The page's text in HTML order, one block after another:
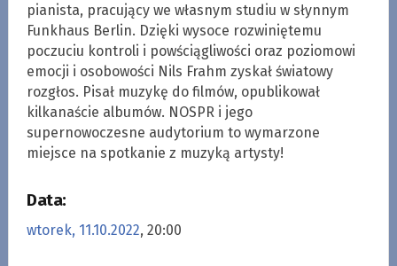
pianista, pracujący we własnym studiu w słynnym
Funkhaus Berlin. Dzięki wysoce rozwiniętemu
poczuciu kontroli i powściągliwości oraz poziomowi
emocji i osobowości Nils Frahm zyskał światowy
rozgłos. Pisał muzykę do filmów, opublikował
kilkanaście albumów. NOSPR i jego
supernowoczesne audytorium to wymarzone
miejsce na spotkanie z muzyką artysty!
Data:
wtorek, 11.10.2022, 20:00